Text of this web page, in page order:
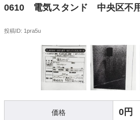
0610 電気スタンド 中央区不
投稿ID: 1pra5u
価格 0円